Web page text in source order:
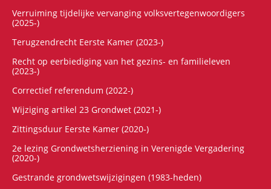
Verruiming tijdelijke vervanging volksvertegenwoordigers
(2025-)
Terugzendrecht Eerste Kamer (2023-)
Recht op eerbiediging van het gezins- en familieleven
(2023-)
Correctief referendum (2022-)
Wijziging artikel 23 Grondwet (2021-)
Zittingsduur Eerste Kamer (2020-)
2e lezing Grondwetsherziening in Verenigde Vergadering
(2020-)
Gestrande grondwetswijzigingen (1983-heden)